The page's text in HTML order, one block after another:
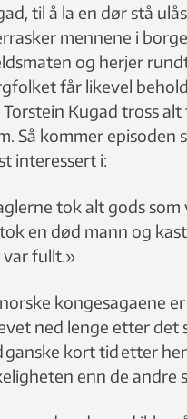
til å la en dør stå
mennene i
og herjer
får likevel
Torstein Kugad tross
Så kommer episoden
interessert i:
tok alt gods som
en død mann og
var fullt.»
kongesagaene
ned lenge etter det
ganske kort tid etter
enn de andre